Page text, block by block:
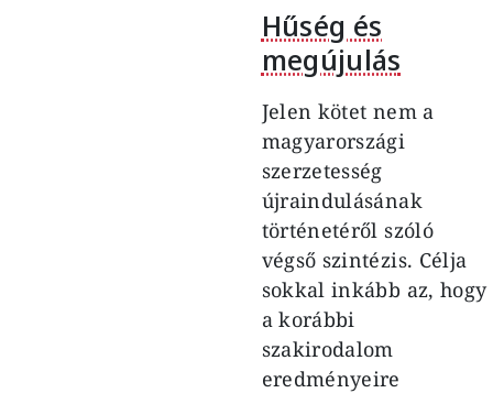
Hűség és
megújulás
Jelen kötet nem a
magyarországi
szerzetesség
újraindulásának
történetéről szóló
végső szintézis. Célja
sokkal inkább az, hogy
a korábbi
szakirodalom
eredményeire